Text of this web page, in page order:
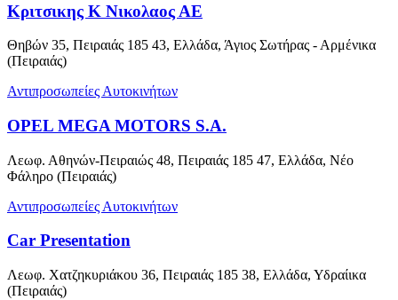
Κριτσικης Κ Νικολαος ΑΕ
Θηβών 35, Πειραιάς 185 43, Ελλάδα, Άγιος Σωτήρας - Αρμένικα
(Πειραιάς)
Αντιπροσωπείες Αυτοκινήτων
OPEL MEGA MOTORS S.A.
Λεωφ. Αθηνών-Πειραιώς 48, Πειραιάς 185 47, Ελλάδα, Νέο
Φάληρο (Πειραιάς)
Αντιπροσωπείες Αυτοκινήτων
Car Presentation
Λεωφ. Χατζηκυριάκου 36, Πειραιάς 185 38, Ελλάδα, Υδραίικα
(Πειραιάς)